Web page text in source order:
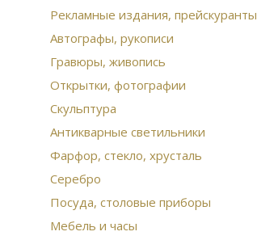
Рекламные издания, прейскуранты
Автографы, рукописи
Гравюры, живопись
Открытки, фотографии
Скульптура
Антикварные светильники
Фарфор, стекло, хрусталь
Серебро
Посуда, столовые приборы
Мебель и часы